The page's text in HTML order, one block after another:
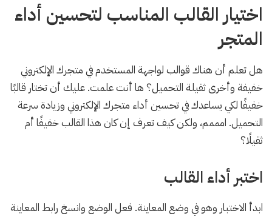
اختيار القالب المناسب لتحسين أداء
المتجر
هل تعلم أن هناك قوالب لواجهة المستخدم في متجرك الإلكتروني
خفيفة وأخرى ثقيلة التحميل؟ ها أنت علمت. عليك أن تختار قالبًا
خفيفًا لكي يساعدك في تحسين أداء متجرك الإلكتروني وزيادة سرعة
التحميل. امممم، ولكن كيف تعرف إن كان هذا القالب خفيفًا أم
ثقيلًا؟
اختبر أداء القالب
ابدأ الاختبار وهو في وضع المعاينة. فعل الوضع وانسخ رابط المعاينة